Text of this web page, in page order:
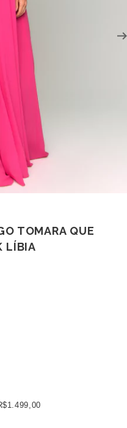
TOMARA QUE
LÍBIA